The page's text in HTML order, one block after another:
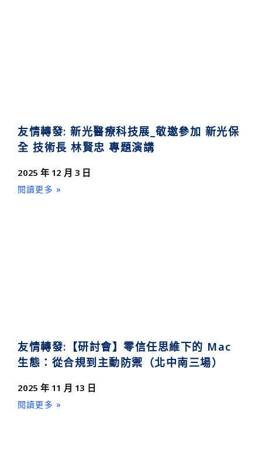
友情轉發: 新光醫療科技展_敬邀參加 新光保
全 技術長 林賢忠 專題演講
2025 年 12 月 3 日
閱讀更多 »
友情轉發:【研討會】零信任思維下的 Mac
生態：從合規到主動防禦（北中南三場）
2025 年 11 月 13 日
閱讀更多 »